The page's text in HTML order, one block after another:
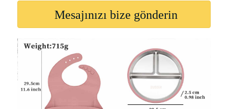
Mesajınızı bize gönderin